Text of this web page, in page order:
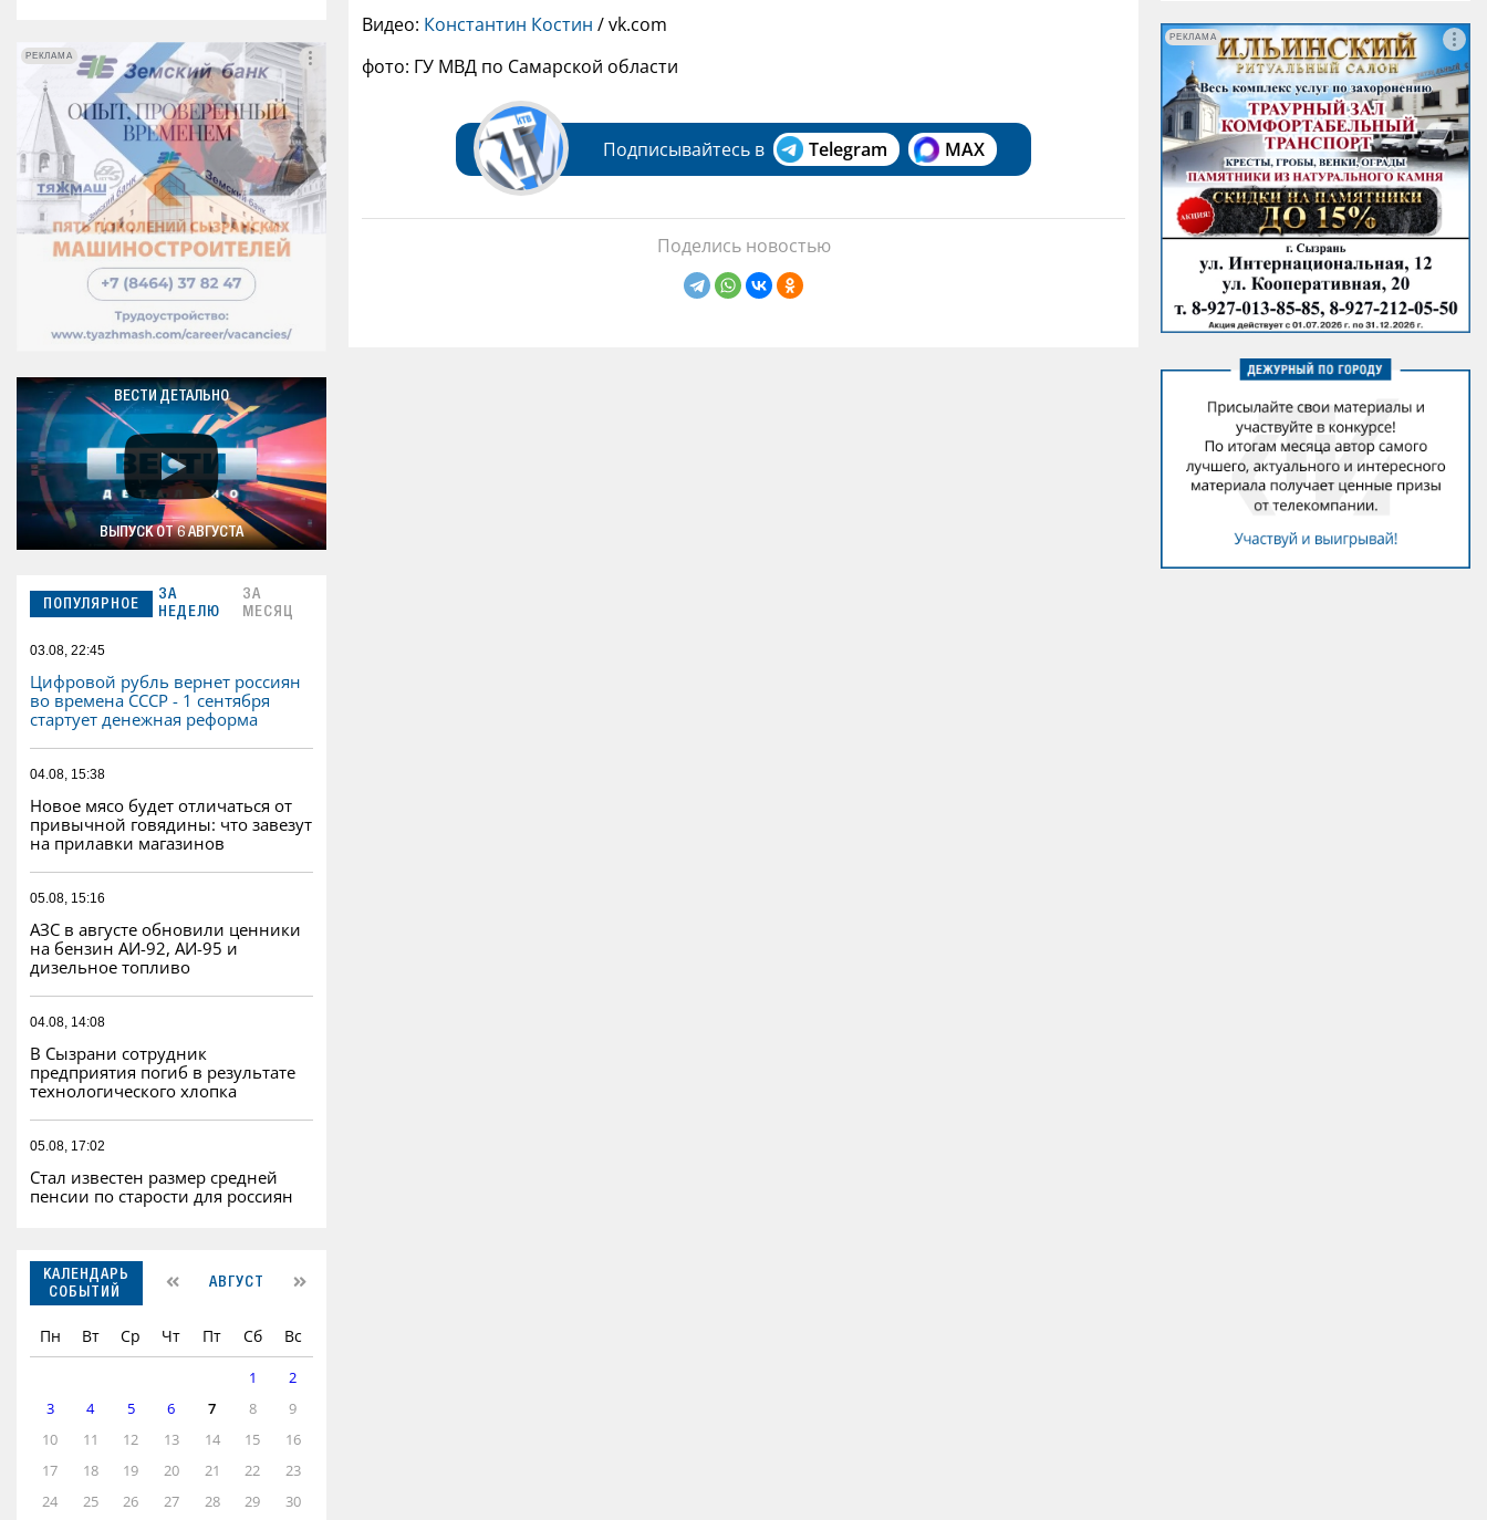
РЕКЛАМА
РЕКЛАМА
ВЕСТИ ДЕТАЛЬНО
ВЫПУСК ОТ 6 АВГУСТА
ПОПУЛЯРНОЕ
ЗА
НЕДЕЛЮ
ЗА
МЕСЯЦ
03.08, 22:45
Цифровой рубль вернет россиян
во времена СССР - 1 сентября
стартует денежная реформа
04.08, 15:38
Новое мясо будет отличаться от
привычной говядины: что завезут
на прилавки магазинов
05.08, 15:16
АЗС в августе обновили ценники
на бензин АИ-92, АИ-95 и
дизельное топливо
04.08, 14:08
В Сызрани сотрудник
предприятия погиб в результате
технологического хлопка
05.08, 17:02
Стал известен размер средней
пенсии по старости для россиян
КАЛЕНДАРЬ
СОБЫТИЙ
АВГУСТ
Пн Вт Ср Чт Пт Сб Вс
1
2
3
4 5 6 7 8
9
10
11 12 13 14 15
16
17
18 19 20 21 22
23
24
25 26 27 28 29 30
Видео: Константин Костин / vk.com
фото: ГУ МВД по Самарской области
Подписывайтесь в Telegram MAX
Поделись новостью
РЕКЛАМА